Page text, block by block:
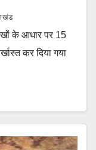
के आधार पर 15
कर दिया गया